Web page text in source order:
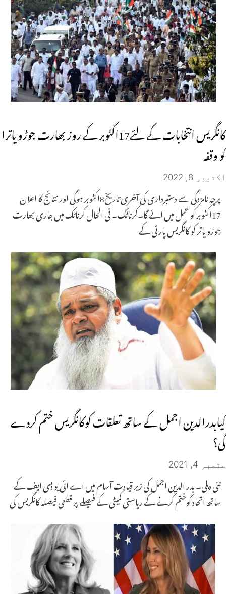
کانگریس انتخابات کے لئے17اکٹوبر کے روز بھارت جوڑو یاترا
کو وقفہ
اکتوبر 8, 2022
پرچہ نامزدگی سے دستبرداری کی آخری تاریخ8اکٹوبر ہوگی اور نتائج کا اعلان
17اکٹوبر کو عمل میں ائے گا۔کرناٹک۔ فی الحال کرناٹک میں جاری بھارت
جوڑو یاتر کو کانگریس پارٹی کے
کیابدرالدین اجمل کے ساتھ تعلقات کوکانگریس ختم کردے
گی؟
ستمبر 4, 2021
نئی دہلی۔ بدر الدین اجمل کی زیر قیادت آسام میں اے ائی یو ڈی ایف کے
ساتھ اتحاد کوختم کرنے کے ریاستی کمیٹی کے فیصلے پر قطعی فیصلہ کانگریس کی